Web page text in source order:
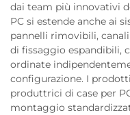
dai team più innovativi
PC si estende anche ai
pannelli rimovibili,
di fissaggio espandibili,
ordinate
configurazione. I
produttrici di case per
montaggio